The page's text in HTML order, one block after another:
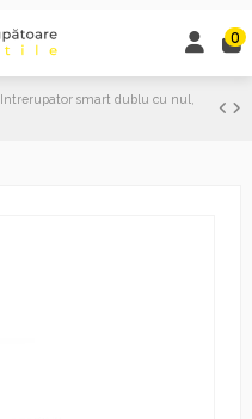
0
Intrerupator smart dublu cu nul,